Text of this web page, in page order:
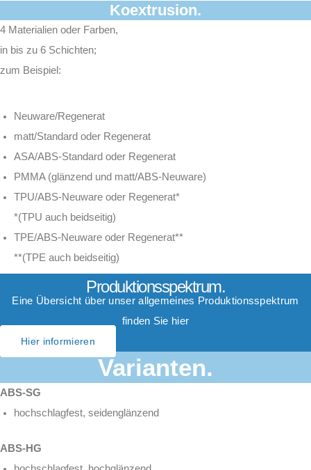
Koextrusion.
4 Materialien oder Farben,
in bis zu 6 Schichten;
zum Beispiel:
Neuware/Regenerat
matt/Standard oder Regenerat
ASA/ABS-Standard oder Regenerat
PMMA (glänzend und matt/ABS-Neuware)
TPU/ABS-Neuware oder Regenerat*
*(TPU auch beidseitig)
TPE/ABS-Neuware oder Regenerat**
**(TPE auch beidseitig)
Produktionsspektrum.
Eine Übersicht über unser allgemeines Produktionsspektrum
finden Sie hier
Hier informieren
Varianten.
ABS-SG
hochschlagfest, seidenglänzend
ABS-HG